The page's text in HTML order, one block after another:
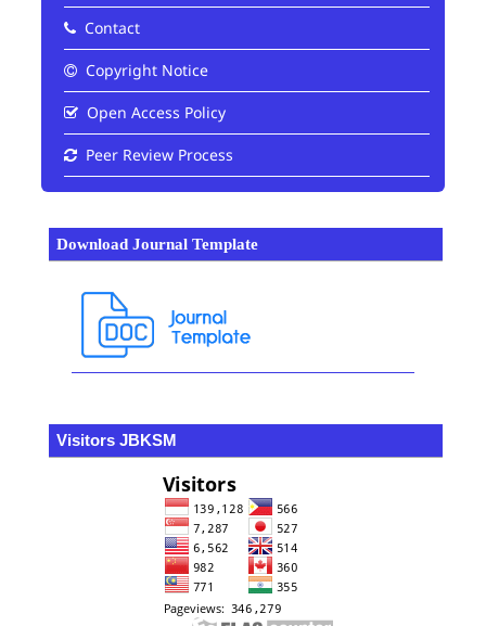
Contact
Copyright Notice
Open Access Policy
Peer Review Process
Download Journal Template
Visitors JBKSM